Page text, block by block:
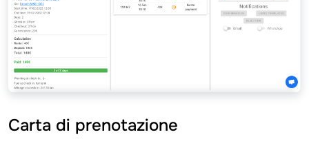
Carta di prenotazione